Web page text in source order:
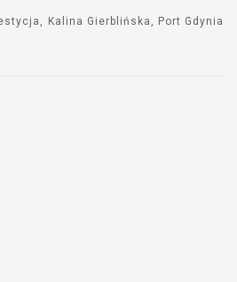
Kalina Gierblińska Port Gdynia